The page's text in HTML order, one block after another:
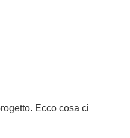
Ecco cosa ci